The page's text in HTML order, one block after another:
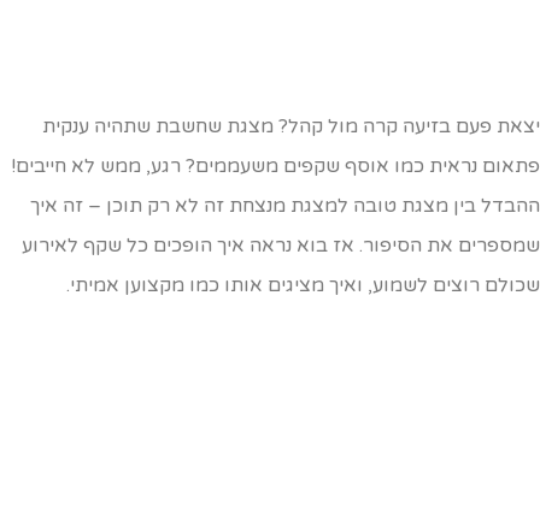
פעם בזיעה קרה מול קהל? מצגת שחשבת שתהיה ענקית
נראית כמו אוסף שקפים משעממים? רגע, ממש לא חייבים!
בין מצגת טובה למצגת מנצחת זה לא רק תוכן – זה איך
את הסיפור. אז בוא נראה איך הופכים כל שקף לאירוע
רוצים לשמוע, ואיך מציגים אותו כמו מקצוען אמיתי.